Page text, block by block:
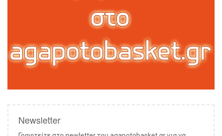
Newsletter